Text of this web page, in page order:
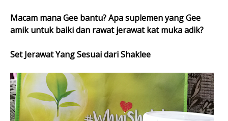
Macam mana Gee bantu? Apa suplemen yang Gee
amik untuk baiki dan rawat jerawat kat muka adik?
Set Jerawat Yang Sesuai dari Shaklee